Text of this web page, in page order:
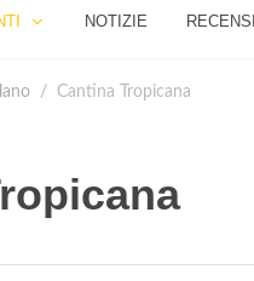
NOTIZIE
Cantina Tropicana